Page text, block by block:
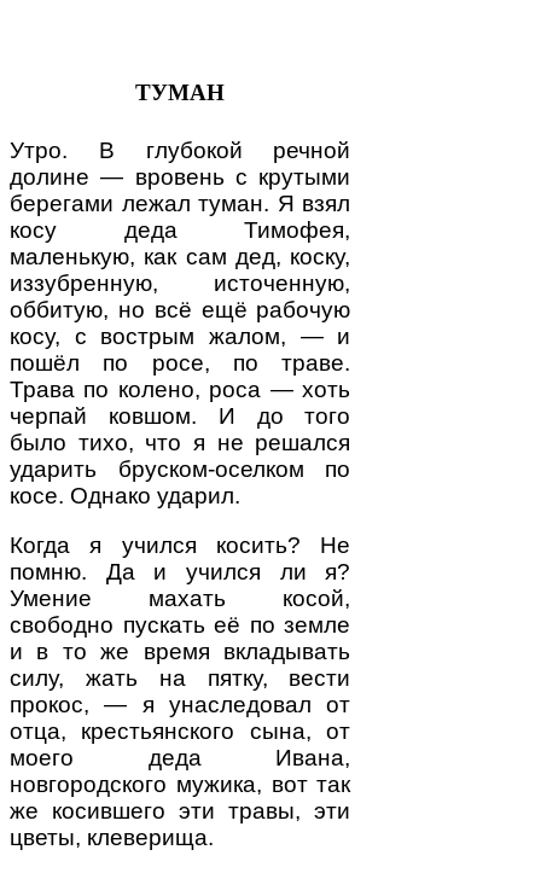
ТУМАН
Утро. В глубокой речной
долине — вровень с крутыми
берегами лежал туман. Я взял
косу деда Тимофея,
маленькую, как сам дед, коску,
иззубренную, источенную,
оббитую, но всё ещё рабочую
косу, с вострым жалом, — и
пошёл по росе, по траве.
Трава по колено, роса — хоть
черпай ковшом. И до того
было тихо, что я не решался
ударить бруском-оселком по
косе. Однако ударил.
Когда я учился косить? Не
помню. Да и учился ли я?
Умение махать косой,
свободно пускать её по земле
и в то же время вкладывать
силу, жать на пятку, вести
прокос, — я унаследовал от
отца, крестьянского сына, от
моего деда Ивана,
новгородского мужика, вот так
же косившего эти травы, эти
цветы, клеверища.